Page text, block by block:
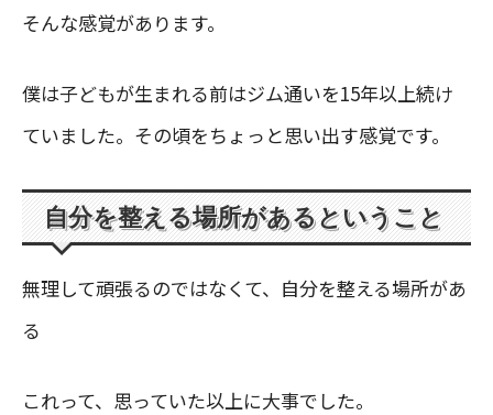
そんな感覚があります。
僕は子どもが生まれる前はジム通いを15年以上続け
ていました。その頃をちょっと思い出す感覚です。
自分を整える場所があるということ
無理して頑張るのではなくて、自分を整える場所があ
る
これって、思っていた以上に大事でした。